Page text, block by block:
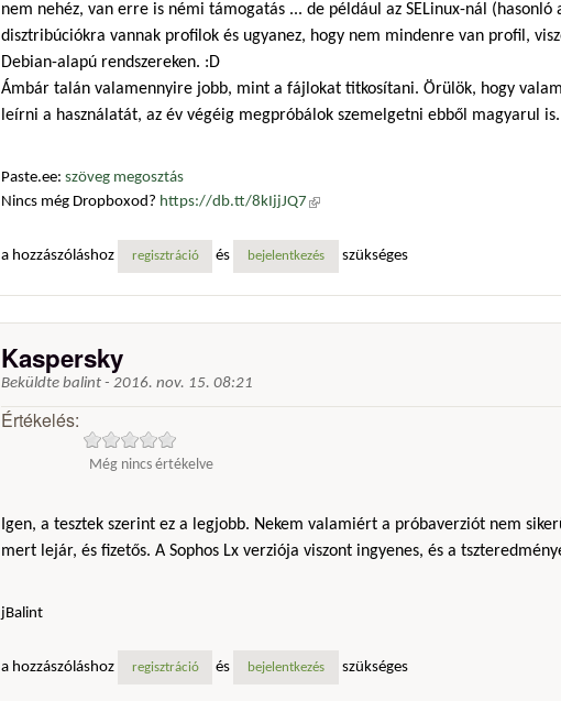
nem nehéz, van erre is némi támogatás ... de például az SELinux-nál (hasonló
disztribúciókra vannak profilok és ugyanez, hogy nem mindenre van profil,
Debian-alapú rendszereken. :D
Ámbár talán valamennyire jobb, mint a fájlokat titkosítani. Örülök, hogy
leírni a használatát, az év végéig megpróbálok szemelgetni ebből magyarul is.
Paste.ee: szöveg megosztás
Nincs még Dropboxod? https://db.tt/8kIjjJQ7 (külső hivatkozás)
a hozzászóláshoz regisztráció és bejelentkezés szükséges
Kaspersky
Beküldte balint - 2016. nov. 15. 08:21
Értékelés:
Még nincs értékelve
Igen, a tesztek szerint ez a legjobb. Nekem valamiért a próbaverziót nem
mert lejár, és fizetős. A Sophos Lx verziója viszont ingyenes, és a
jBalint
a hozzászóláshoz regisztráció és bejelentkezés szükséges